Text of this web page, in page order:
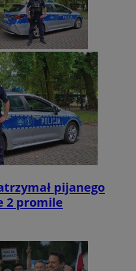
pijanego
2 promile